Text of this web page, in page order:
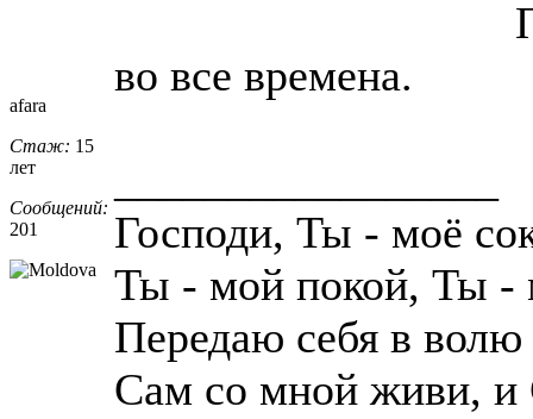
afara
Стаж: 15
лет
Сообщений:
201
во все времена.
Господи, Ты - моё
Ты - мой покой, Ты -
Передаю себя в
Сам со мной живи, и